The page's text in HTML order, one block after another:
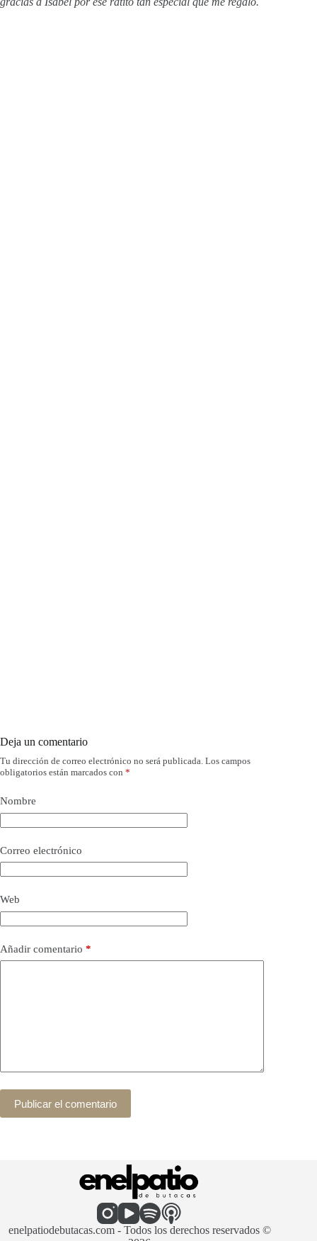
Deja un comentario
Tu dirección de correo electrónico no será publicada. Los campos
obligatorios están marcados con *
Nombre
Correo electrónico
Web
Añadir comentario *
Publicar el comentario
enelpatiodebutacas.com - Todos los derechos reservados ©